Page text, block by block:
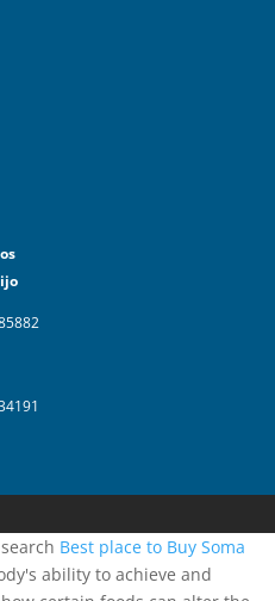
Best place to Buy Soma
ability to achieve and